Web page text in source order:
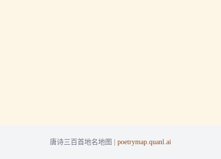
唐诗三百首地名地图 | poetrymap.quanl.ai